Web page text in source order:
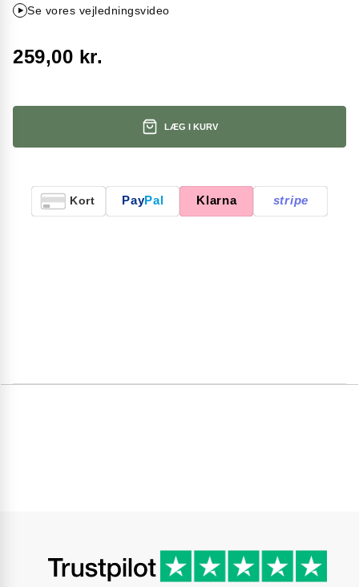
Se vores vejledningsvideo
259,00 kr.
LÆG I KURV
Kort PayPal Klarna stripe